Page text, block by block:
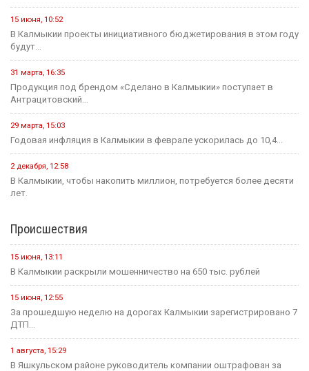
15 июня, 10:52
В Калмыкии проекты инициативного бюджетирования в этом году
будут...
31 марта, 16:35
Продукция под брендом «Сделано в Калмыкии» поступает в
Антрацитовский...
29 марта, 15:03
Годовая инфляция в Калмыкии в феврале ускорилась до 10,4...
2 декабря, 12:58
В Калмыкии, чтобы накопить миллион, потребуется более десяти
лет.
Происшествия
15 июня, 13:11
В Калмыкии раскрыли мошенничество на 650 тыс. рублей
15 июня, 12:55
За прошедшую неделю на дорогах Калмыкии зарегистрировано 7
ДТП...
1 августа, 15:29
В Яшкульском районе руководитель компании оштрафован за